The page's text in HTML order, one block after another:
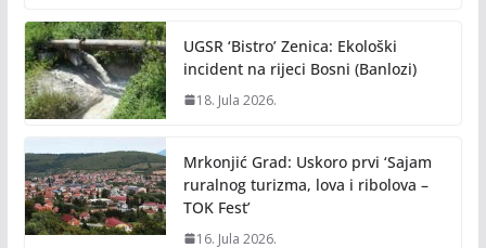
UGSR ‘Bistro’ Zenica: Ekološki
incident na rijeci Bosni (Banlozi)
18. Jula 2026.
Mrkonjić Grad: Uskoro prvi ‘Sajam
ruralnog turizma, lova i ribolova –
TOK Fest’
16. Jula 2026.